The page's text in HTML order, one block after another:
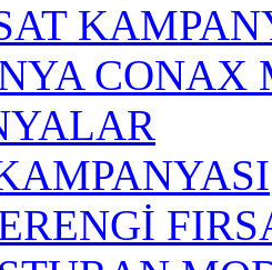
CONAX